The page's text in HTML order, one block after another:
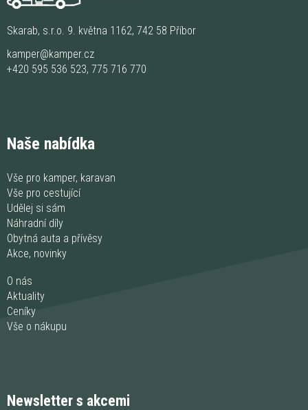
Skarab, s.r.o. 9. května 1162, 742 58 Příbor
kamper@kamper.cz
+420 595 536 523, 775 716 770
Naše nabídka
Vše pro kamper, karavan
Vše pro cestující
Udělej si sám
Náhradní díly
Obytná auta a přívěsy
Akce, novinky
O nás
Aktuality
Ceníky
Vše o nákupu
Newsletter s akcemi